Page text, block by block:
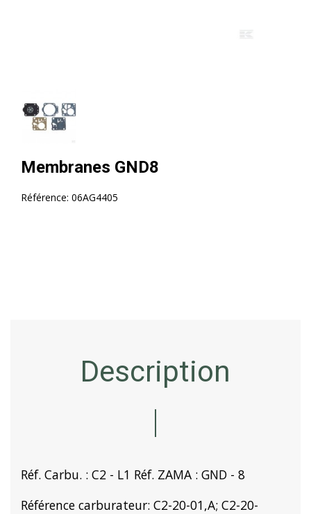
Membranes GND8
Référence: 06AG4405
Description
Réf. Carbu. : C2 - L1 Réf. ZAMA : GND - 8
Référence carburateur: C2-20-01,A; C2-20-